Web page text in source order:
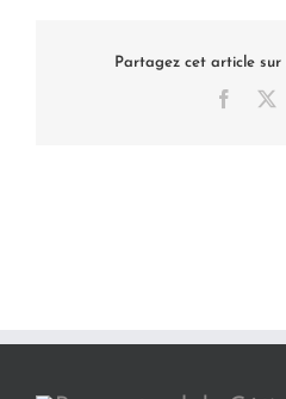
Partagez cet article sur